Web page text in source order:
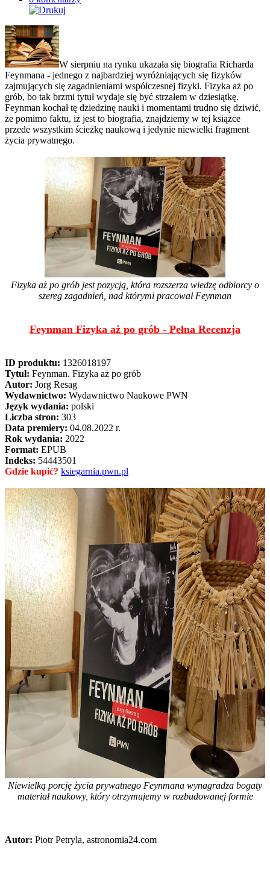
W sierpniu na rynku ukazała się biografia Richarda
Feynmana - jednego z najbardziej wyróżniających się fizyków
zajmujących się zagadnieniami współczesnej fizyki. Fizyka aż po
grób, bo tak brzmi tytuł wydaje się być strzałem w dziesiątkę.
Feynman kochał tę dziedzinę nauki i momentami trudno się dziwić,
że pomimo faktu, iż jest to biografia, znajdziemy w tej książce
przede wszystkim ścieżkę naukową i jedynie niewielki fragment
życia prywatnego.
Fizyka aż po grób jest pozycją, która rozszerza wiedzę odbiorcy o
szereg zagadnień, nad którymi pracował Feynman
Feynman Fizyka aż po grób - Pełna Recenzja
ID produktu: 1326018197
Tytuł: Feynman. Fizyka aż po grób
Autor: Jorg Resag
Wydawnictwo: Wydawnictwo Naukowe PWN
Język wydania: polski
Liczba stron: 303
Data premiery: 04.08.2022 r.
Rok wydania: 2022
Format: EPUB
Indeks: 54443501
Gdzie kupić? ksiegarnia.pwn.pl
Niewielką porcję życia prywatnego Feynmana wynagradza bogaty
materiał naukowy, który otrzymujemy w rozbudowanej formie
Autor: Piotr Petryla, astronomia24.com